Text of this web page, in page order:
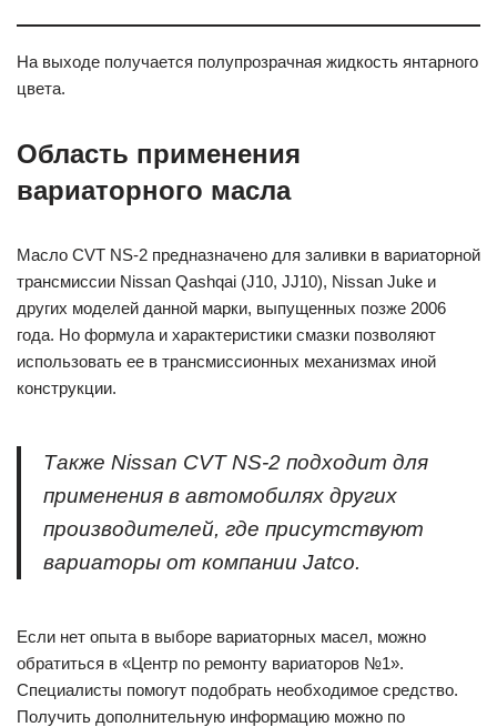
На выходе получается полупрозрачная жидкость янтарного
цвета.
Область применения
вариаторного масла
Масло CVT NS-2 предназначено для заливки в вариаторной
трансмиссии Nissan Qashqai (J10, JJ10), Nissan Juke и
других моделей данной марки, выпущенных позже 2006
года. Но формула и характеристики смазки позволяют
использовать ее в трансмиссионных механизмах иной
конструкции.
Также Nissan CVT NS-2 подходит для
применения в автомобилях других
производителей, где присутствуют
вариаторы от компании Jatco.
Если нет опыта в выборе вариаторных масел, можно
обратиться в «Центр по ремонту вариаторов №1».
Специалисты помогут подобрать необходимое средство.
Получить дополнительную информацию можно по